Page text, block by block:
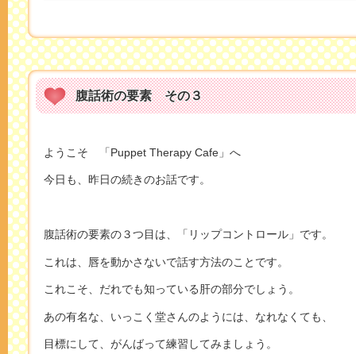
腹話術の要素 その３
ようこそ 「Puppet Therapy Cafe」へ
今日も、昨日の続きのお話です。
腹話術の要素の３つ目は、「リップコントロール」です。
これは、唇を動かさないで話す方法のことです。
これこそ、だれでも知っている肝の部分でしょう。
あの有名な、いっこく堂さんのようには、なれなくても、
目標にして、がんばって練習してみましょう。